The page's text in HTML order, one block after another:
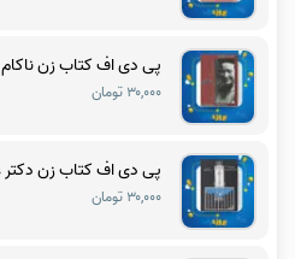
پی دی اف کتاب زن
۳۰,۰۰۰ تومان
پی دی اف کتاب زن
۳۰,۰۰۰ تومان